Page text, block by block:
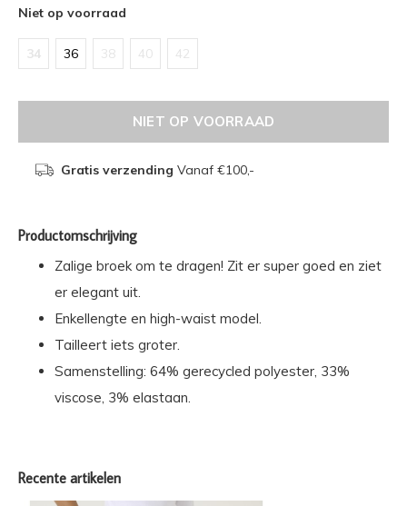
Niet op voorraad
34 36 38 40 42
NIET OP VOORRAAD
Gratis verzending Vanaf €100,-
Productomschrijving
Zalige broek om te dragen! Zit er super goed en ziet
er elegant uit.
Enkellengte en high-waist model.
Tailleert iets groter.
Samenstelling: 64% gerecycled polyester, 33%
viscose, 3% elastaan.
Recente artikelen